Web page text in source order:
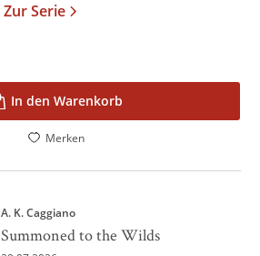
Zur Serie
In den Warenkorb
Merken
A. K. Caggiano
Summoned to the Wilds